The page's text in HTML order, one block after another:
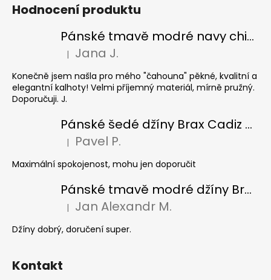
Hodnocení produktu
Pánské tmavě modré navy chinos Ed Baxter, prodloužené
Hodnocení produktu je 5 z 5 hvězdiček.
| Jana J.
Konečně jsem našla pro mého "čahouna" pěkné, kvalitní a
elegantní kalhoty! Velmi příjemný materiál, mírně pružný.
Doporučuji. J.
Pánské šedé džíny Brax Cadiz Grey smoke, prodloužené
Hodnocení produktu je 5 z 5 hvězdiček.
| Pavel P.
Maximální spokojenost, mohu jen doporučit
Pánské tmavě modré džíny Brax Cadiz Dark blue, prodloužené
Hodnocení produktu je 5 z 5 hvězdiček.
| Jan Alexandr M.
Džíny dobrý, doručení super.
Kontakt